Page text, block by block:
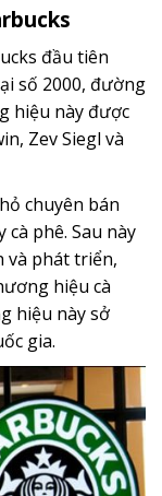
đầu tiên
số 2000, đường
hiệu này được
Zev Siegl và
chuyên bán
cà phê. Sau này
và phát triển,
hiệu cà
hiệu này sở
gia.